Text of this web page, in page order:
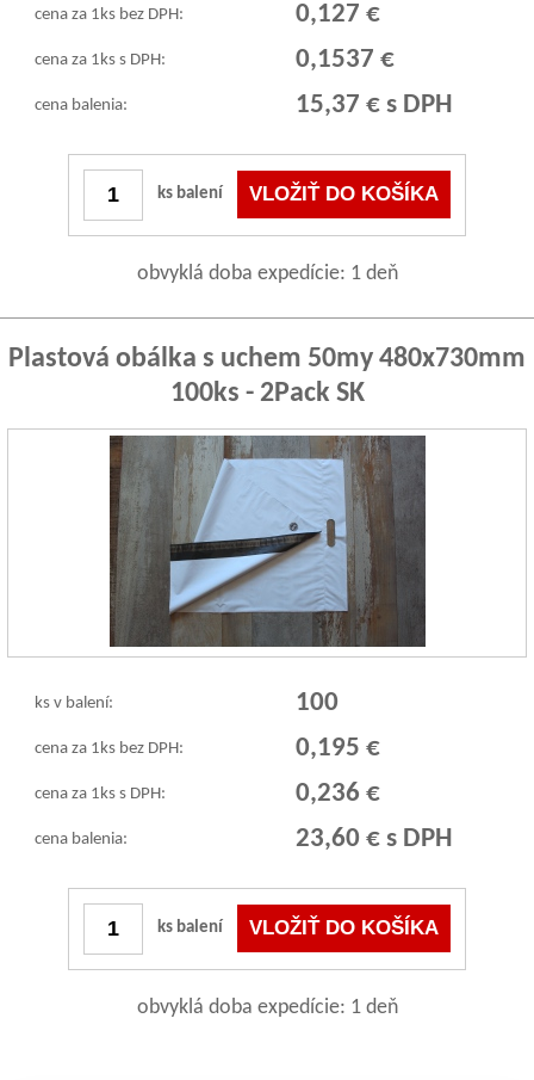
cena za 1ks bez DPH: 0,127 €
cena za 1ks s DPH: 0,1537 €
cena balenia: 15,37 € s DPH
ks balení
obvyklá doba expedície: 1 deň
Plastová obálka s uchem 50my 480x730mm
100ks - 2Pack SK
ks v balení: 100
cena za 1ks bez DPH: 0,195 €
cena za 1ks s DPH: 0,236 €
cena balenia: 23,60 € s DPH
ks balení
obvyklá doba expedície: 1 deň